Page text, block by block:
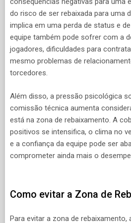
do risco de ser rebaixada para uma
implica em uma perda de status e
equipe também pode sofrer com a
jogadores, dificuldades para
mesmo problemas de
torcedores.
Além disso, a pressão psicológica
comissão técnica aumenta
está na zona de rebaixamento. A
positivos se intensifica, o clima no
e a confiança da equipe pode ser
comprometer ainda mais o
Como evitar a Zona de
Para evitar a zona de rebaixamento,